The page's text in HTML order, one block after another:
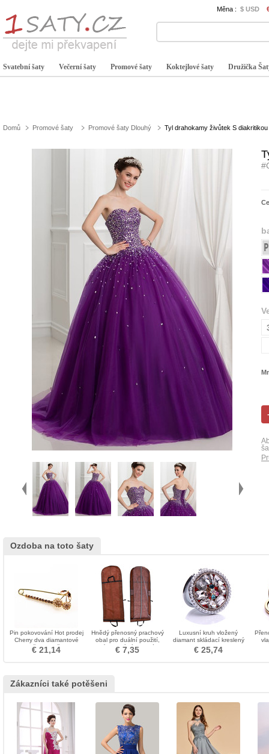
Měna : $ USD
Svatební šaty Večerní šaty Promové šaty Koktejlové šaty Družička
Domů Promové šaty Promové šaty Dlouhý Tyl drahokamy živůtek S
Ozdoba na toto šaty
Pin pokovování Hot prodej
Cherry dva diamantové
ženy brož
€ 21,14
Hnědý přenosný prachový
obal pro duální použití,
který se skládá z velkého
svatebního prachového
€ 7,35
Luxusní kruh vložený
diamant skládací kreslený
ozdoba
€ 25,74
Zákazníci také potěšeni